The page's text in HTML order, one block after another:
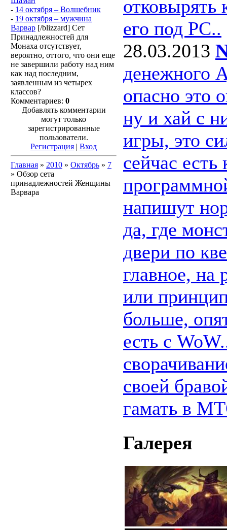
- 14 октября – Волшебник
- 19 октября – мужчина
Варвар [/blizzard] Сет
Принадлежностей для
Монаха отсутствует,
вероятно, оттого, что они еще
не завершили работу над ним
как над последним,
заявленным из четырех
классов?
Комментариев: 0
Добавлять комментарии
могут только
зарегистрированные
пользователи.
Регистрация | Вход
Главная » 2010 » Октябрь » 7
» Обзор cета
принадлежностей Женщины
Варвара
отковырять
его под РС..
28.03.2013
денежного
опасно это
ну и хай с
игры, это
сейчас есть
напишут
да, где
двери по
главное, на
или
больше,
есть с
своей
гамать в
Галерея